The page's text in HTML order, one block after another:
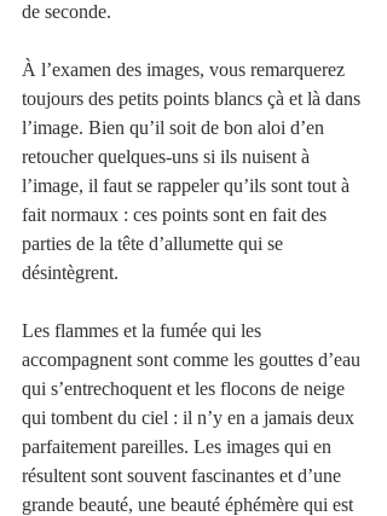
de seconde.
À l’examen des images, vous remarquerez
toujours des petits points blancs çà et là dans
l’image. Bien qu’il soit de bon aloi d’en
retoucher quelques-uns si ils nuisent à
l’image, il faut se rappeler qu’ils sont tout à
fait normaux : ces points sont en fait des
parties de la tête d’allumette qui se
désintègrent.
Les flammes et la fumée qui les
accompagnent sont comme les gouttes d’eau
qui s’entrechoquent et les flocons de neige
qui tombent du ciel : il n’y en a jamais deux
parfaitement pareilles. Les images qui en
résultent sont souvent fascinantes et d’une
grande beauté, une beauté éphémère qui est